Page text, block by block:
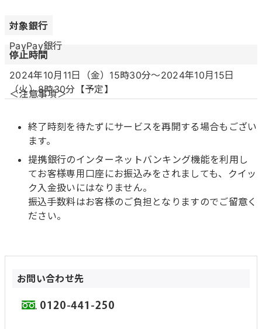
対象銀行
PayPay銀行
停止時間
2024年10月11日（金）15時30分～2024年10月15日
（火）8時30分【予定】
＜注意事項＞
終了時刻を待たずにサービスを再開する場合もござい
ます。
提携銀行のインターネットバンキング機能を利用し
てお客様専用口座にお振込みをされましても、クイッ
ク入金扱いにはなりません。
振込手数料はお客様のご負担となりますのでご留意く
ださい。
お問い合わせ先